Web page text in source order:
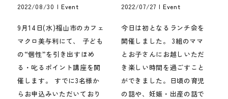
2022/08/30 | Event
9月14日(水)福山市のカフェ
マクロ美与利にて、 子ども
の“個性”を引き出すほめ
る・叱るポイント‪講座を開
催します。 すでに3名様か
らお申込みいただいており
2022/07/27 | Event
今日は初となるランチ会を
開催しました。 3組のママ
とお子さんにお越しいただ
き楽しい時間を過ごすこと
ができました。日頃の育児
の話や、妊娠・出産の話で